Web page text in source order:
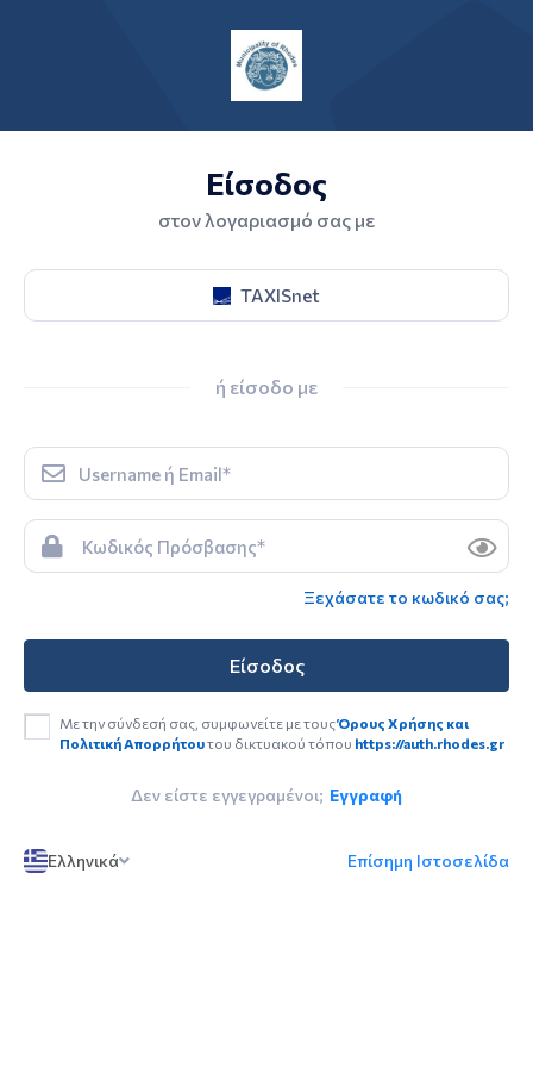
Είσοδος
στον λογαριασμό σας με
TAXISnet
ή είσοδο με
Ξεχάσατε το κωδικό σας;
Είσοδος
Με την σύνδεσή σας, συμφωνείτε με τουςΌρους Χρήσης και
Πολιτική Απορρήτουτου δικτυακού τόπου https://auth.rhodes.gr
Δεν είστε εγγεγραμένοι; Εγγραφή
Ελληνικά Επίσημη Ιστοσελίδα